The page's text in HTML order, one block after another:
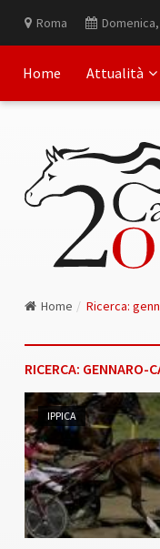
Roma
Home Attualità
Home Ricerca:
RICERCA: GENNARO-
IPPICA